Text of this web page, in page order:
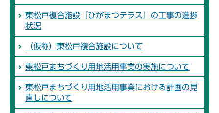
東松戸複合施設『ひがまつテラス』の工事の進捗
状況
（仮称）東松戸複合施設について
東松戸まちづくり用地活用事業の実施について
東松戸まちづくり用地活用事業における計画の見
直しについて